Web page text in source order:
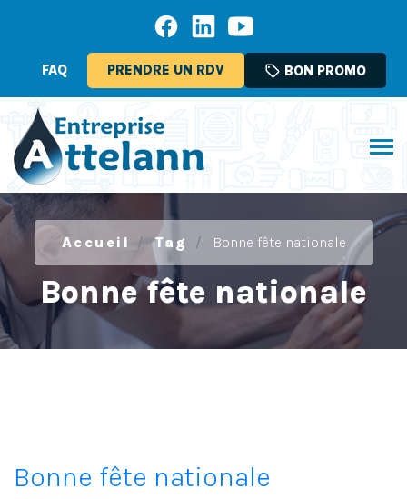
FAQ PRENDRE UN RDV sell BON PROMO
Accueil Tag Bonne fête nationale
Bonne fête nationale
Bonne fête nationale